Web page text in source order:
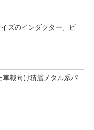
ズのインダクター、ビ
載向け積層メタル系パ